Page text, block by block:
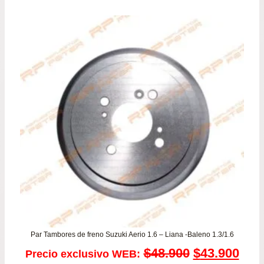
Par Tambores de freno Suzuki Aerio 1.6 – Liana -Baleno 1.3/1.6
Precio exclusivo WEB: $48.900 El
$43.900El